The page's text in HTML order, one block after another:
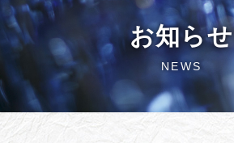
お知らせ
NEWS